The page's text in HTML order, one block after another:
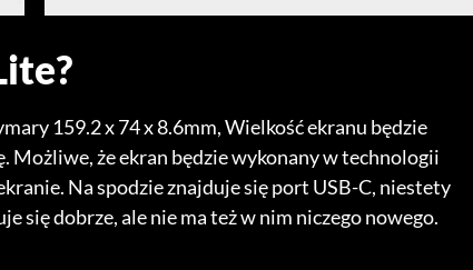
159.2 x 74 x 8.6mm, Wielkość ekranu będzie
Możliwe, że ekran będzie wykonany w technologii
Na spodzie znajduje się port USB-C, niestety
się dobrze, ale nie ma też w nim niczego nowego.